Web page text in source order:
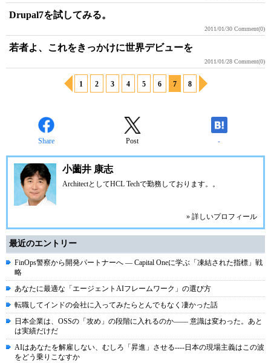
Drupal7を試してみる。
2011/01/30 Comment(0)
若者よ、これをきっかけに世界デビューを
2011/01/28 Comment(0)
1 2 3 4 5 6 7 8
Share Post -
小薗井 康志
ArchitectとしてHCL Techで勤務しております。。
» 詳しいプロフィール
最近のエントリー
FinOps警察から開発パートナーへ ― Capital Oneに学ぶ「凍結された指標」戦
略
あなたに最適な「エージェントAIフレームワーク」の選び方
転職してインドの会社に入ってみたらとんでもなく凄かった話
日本企業は、OSSの「攻め」の段階に入れるのか―― 意識は変わった。あと
は実績だけだ
AIはあなたを解雇しない、むしろ「昇進」させる----日本の現場主義はこの波
をどう乗りこなすか